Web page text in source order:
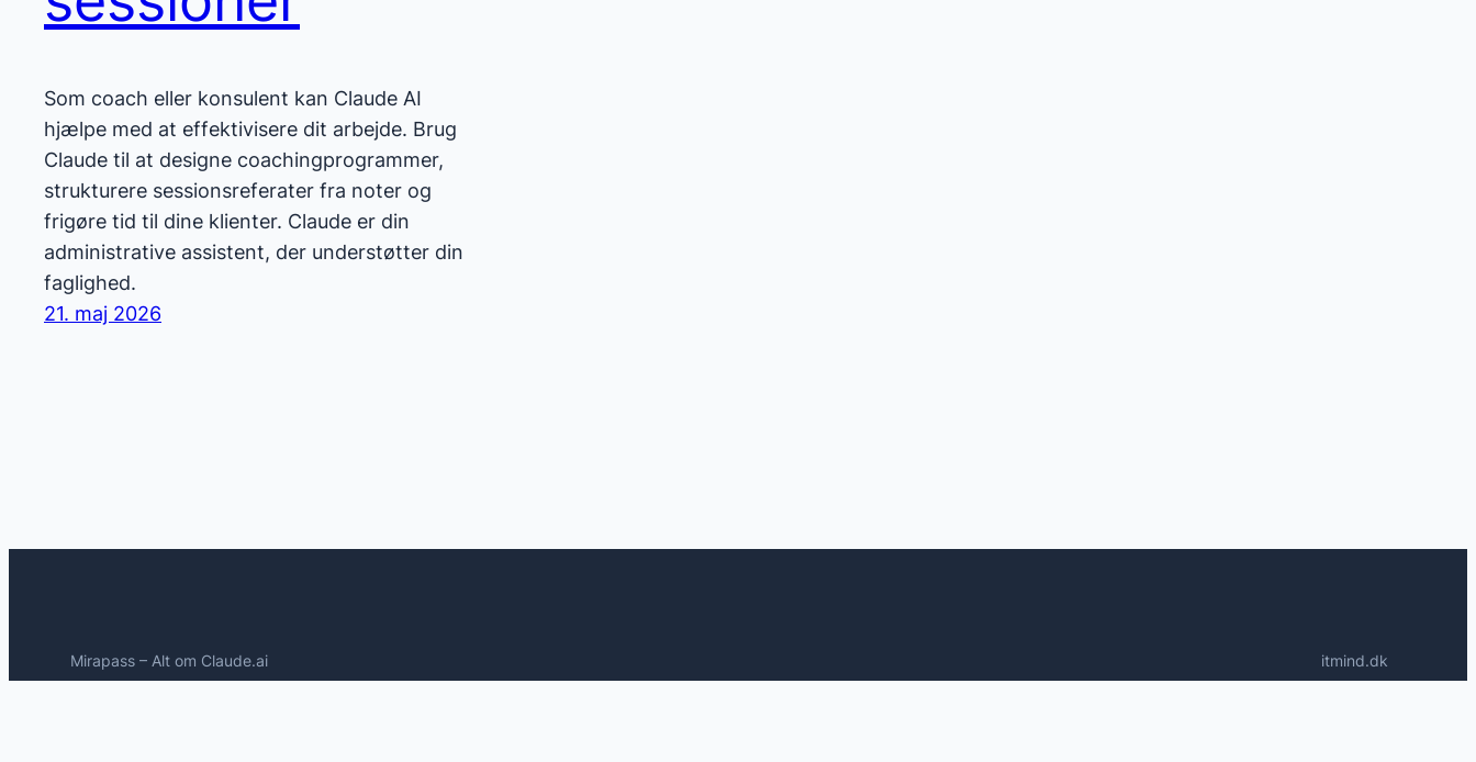
Som coach eller konsulent kan Claude AI
hjælpe med at effektivisere dit arbejde. Brug
Claude til at designe coachingprogrammer,
strukturere sessionsreferater fra noter og
frigøre tid til dine klienter. Claude er din
administrative assistent, der understøtter din
faglighed.
21. maj 2026
Mirapass – Alt om Claude.ai itmind.dk